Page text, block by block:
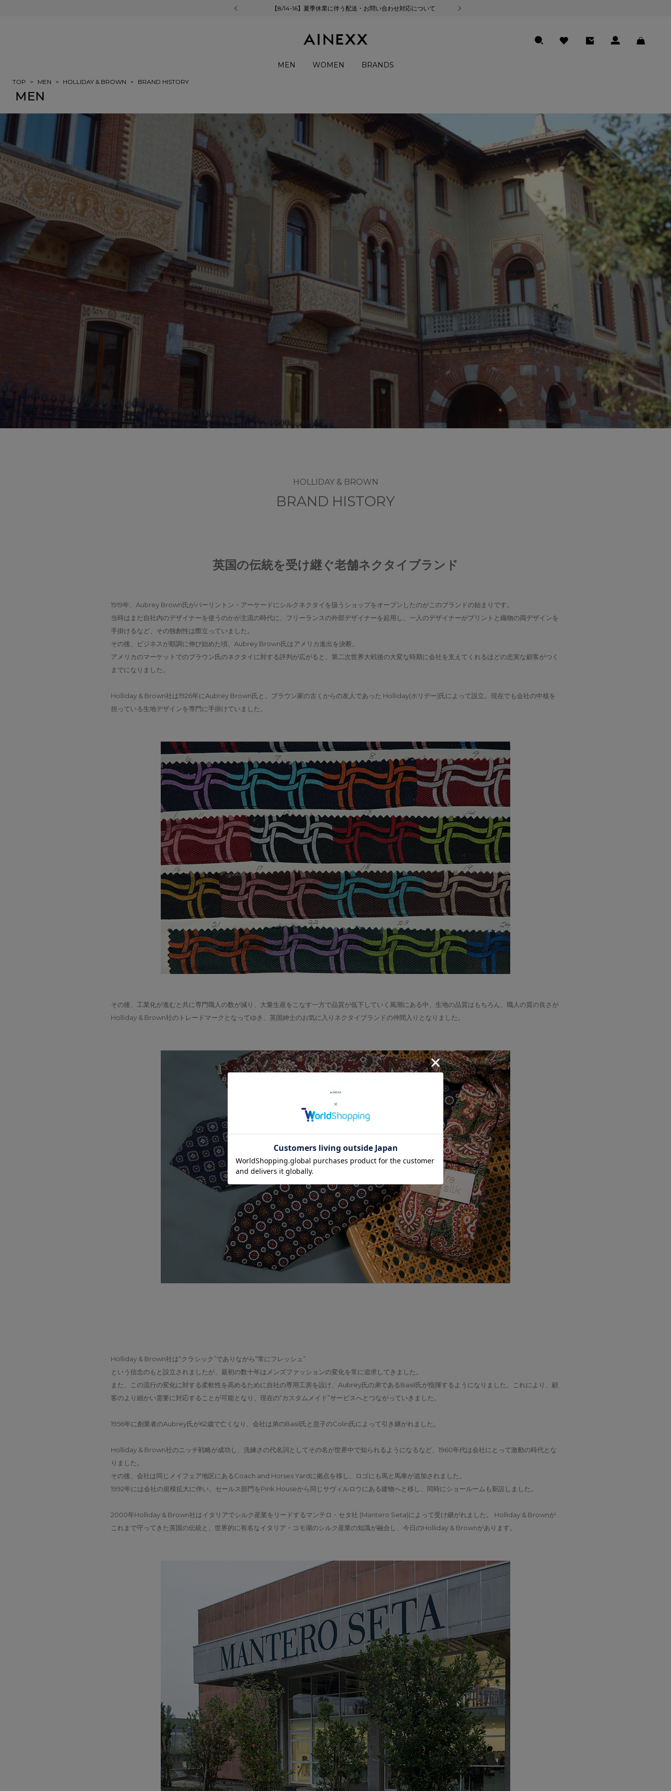
【8/14-16】夏季休業に伴う配送・お問い合わせ対応について
MEN WOMEN BRANDS
TOP MEN HOLLIDAY & BROWN BRAND HISTORY
MEN
HOLLIDAY & BROWN
BRAND HISTORY
英国の伝統を受け継ぐ老舗ネクタイブランド
1919年、Aubrey Brown氏がバーリントン・アーケードにシルクネクタイを扱うショップをオープンしたのがこのブランドの始まりです。
当時はまだ自社内のデザイナーを使うのかが主流の時代に、フリーランスの外部デザイナーを起用し、一人のデザイナーがプリントと織物の両デザインを
手掛けるなど、その独創性は際立っていました。
その後、ビジネスが順調に伸び始めた頃、Aubrey Brown氏はアメリカ進出を決断。
アメリカのマーケットでのブラウン氏のネクタイに対する評判が広がると、第二次世界大戦後の大変な時期に会社を支えてくれるほどの忠実な顧客がつく
までになりました。
Holliday & Brown社は1926年にAubrey Brown氏と、ブラウン家の古くからの友人であった Holliday(ホリデー)氏によって設立。現在でも会社の中核を
担っている生地デザインを専門に手掛けていました。
その後、工業化が進むと共に専門職人の数が減り、大量生産をこなす一方で品質が低下していく風潮にある中、生地の品質はもちろん、職人の質の良さが
Holliday & Brown社のトレードマークとなってゆき、英国紳士のお気に入りネクタイブランドの仲間入りとなりました。
Holliday & Brown社は“クラシック”でありながら“常にフレッシュ”
という信念のもと設立されましたが、最初の数十年はメンズファッションの変化を常に追求してきました。
また、この流行の変化に対する柔軟性を高めるために自社の専用工房を設け、Aubrey氏の弟であるBasil氏が指揮するようになりました。これにより、顧
客のより細かい需要に対応することが可能となり、現在の“カスタムメイド”サービスへとつながっていきました。
1956年に創業者のAubrey氏が62歳で亡くなり、会社は弟のBasil氏と息子のColin氏によって引き継がれました。
Holliday & Brown社のニッチ戦略が成功し、洗練さの代名詞としてその名が世界中で知られるようになるなど、1960年代は会社にとって激動の時代とな
りました。
その後、会社は同じメイフェア地区にあるCoach and Horses Yardに拠点を移し、ロゴにも馬と馬車が追加されました。
1992年には会社の規模拡大に伴い、セールス部門をPink Houseから同じサヴィルロウにある建物へと移し、同時にショールームも新設しました。
2000年Holliday & Brown社はイタリアでシルク産業をリードするマンテロ・セタ社 (Mantero Seta)によって受け継がれました。 Holliday & Brownが
これまで守ってきた英国の伝統と、世界的に有名なイタリア・コモ湖のシルク産業の知識が融合し、今日のHolliday & Brownがあります。